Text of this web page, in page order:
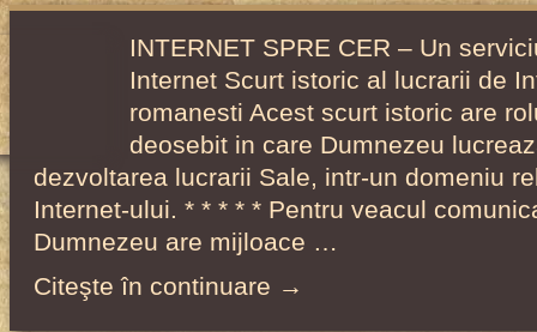
INTERNET SPRE CER – Un
Internet Scurt istoric al lucrarii de
romanesti Acest scurt istoric are
deosebit in care Dumnezeu
dezvoltarea lucrarii Sale, intr-un domeniu
Internet-ului. * * * * * Pentru veacul
Dumnezeu are mijloace …
Citeşte în continuare →